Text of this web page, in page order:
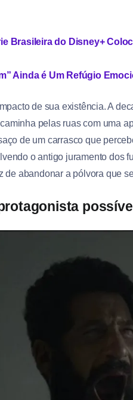
Brasileira do Disney+
Ainda é Um Refúgio
de sua existência. A
pelas ruas com uma
de um carrasco que
o antigo juramento dos
de abandonar a pólvora que
possível